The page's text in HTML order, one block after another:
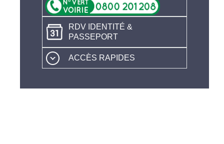
RDV IDENTITÉ &
PASSEPORT
ACCÈS RAPIDES